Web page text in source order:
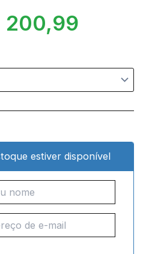
200,99
estiver disponível